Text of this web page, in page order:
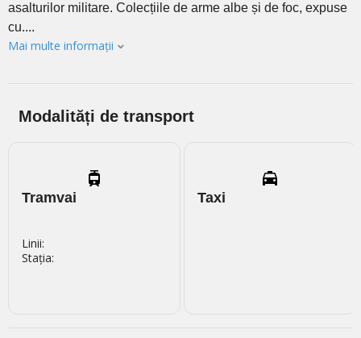
asalturilor militare. Colecțiile de arme albe și de foc, expuse
cu....
Mai multe informații
Modalități de transport
Tramvai
Linii:
Stația:
Taxi